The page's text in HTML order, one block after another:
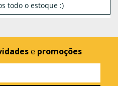
todo o estoque :)
e promoções